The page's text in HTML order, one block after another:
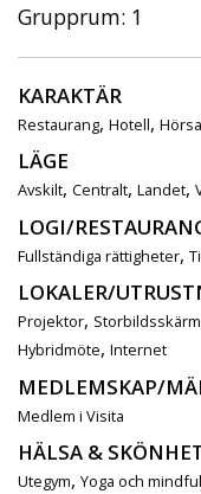
Grupprum: 1
KARAKTÄR
Restaurang, Hotell,
LÄGE
Avskilt, Centralt, Landet,
LOGI/
Fullständiga rättigheter,
LOKALER/
Projektor, Storbildsskärm
Hybridmöte, Internet
MEDLEMSKAP/
Medlem i Visita
HÄLSA &
Utegym, Yoga och